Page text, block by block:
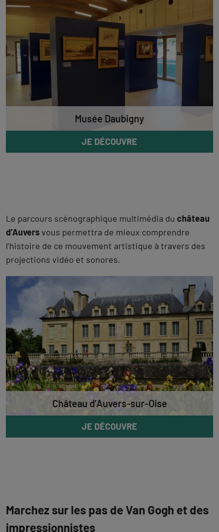
Musée Daubigny
JE DÉCOUVRE
Le parcours scénographique multimédia du château
d’Auversvous permettra de mieux comprendre
l’histoire de ce mouvement artistique à travers des
projections vidéo et sonores.
Château d’Auvers-sur-Oise
JE DÉCOUVRE
Marchez sur les pas de Van Gogh et des
impressionnistes